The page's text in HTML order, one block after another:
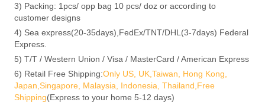
3) Packing: 1pcs/ opp bag 10 pcs/ doz or according to
customer designs
4) Sea express(20-35days),FedEx/TNT/DHL(3-7days) Federal
Express.
5) T/T / Western Union / Visa / MasterCard / American Express
6) Retail Free Shipping:Only US, UK,Taiwan, Hong Kong,
Japan,Singapore, Malaysia, Indonesia, Thailand,Free
Shipping(Express to your home 5-12 days)